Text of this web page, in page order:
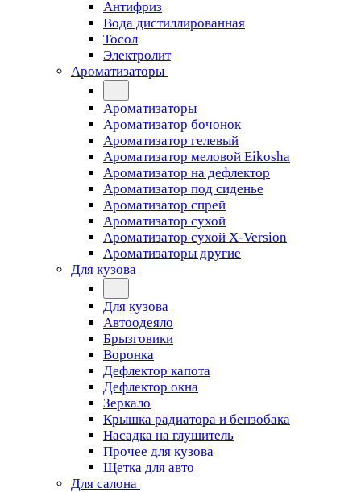
Антифриз
Вода дистиллированная
Тосол
Электролит
Ароматизаторы
Ароматизаторы
Ароматизатор бочонок
Ароматизатор гелевый
Ароматизатор меловой Eikosha
Ароматизатор на дефлектор
Ароматизатор под сиденье
Ароматизатор спрей
Ароматизатор сухой
Ароматизатор сухой X-Version
Ароматизаторы другие
Для кузова
Для кузова
Автоодеяло
Брызговики
Воронка
Дефлектор капота
Дефлектор окна
Зеркало
Крышка радиатора и бензобака
Насадка на глушитель
Прочее для кузова
Щетка для авто
Для салона